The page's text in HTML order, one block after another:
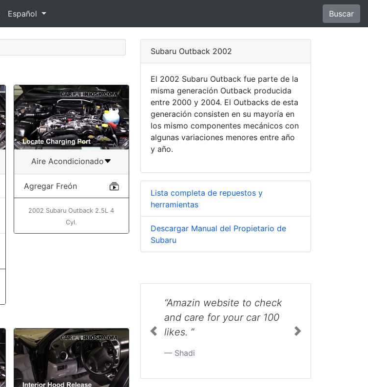
Español Buscar
Aire Acondicionado
Agregar Freón
2002 Subaru Outback 2.5L 4
Cyl.
Subaru Outback 2002
El 2002 Subaru Outback fue parte de la
misma generación Outback producida
entre 2000 y 2004. El Outbacks de esta
generación consisten en su mayoría en
los mismo componentes mecánicos con
algunas variaciones menores entre año
y año.
Lista completa de repuestos y
herramientas
Descargar Manual del Propietario de
Subaru
“Amazin website to check
and care for your car 100
likes. ”
Shadi
“Thank you for the very
helpful video. ”
Previous Next